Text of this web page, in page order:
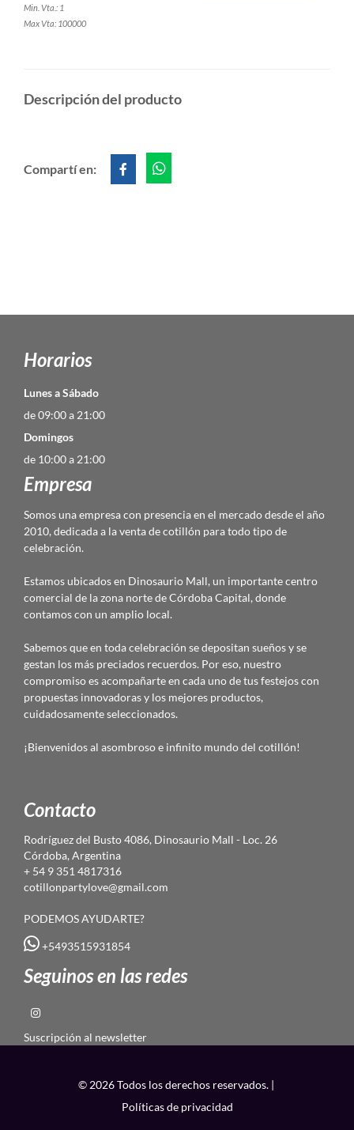
Min. Vta.: 1
Max Vta: 100000
Descripción del producto
Compartí en:
Horarios
Lunes a Sábado
de 09:00 a 21:00
Domingos
de 10:00 a 21:00
Empresa
Somos una empresa con presencia en el mercado desde el año
2010, dedicada a la venta de cotillón para todo tipo de
celebración.
Estamos ubicados en Dinosaurio Mall, un importante centro
comercial de la zona norte de Córdoba Capital, donde
contamos con un amplio local.
Sabemos que en toda celebración se depositan sueños y se
gestan los más preciados recuerdos. Por eso, nuestro
compromiso es acompañarte en cada uno de tus festejos con
propuestas innovadoras y los mejores productos,
cuidadosamente seleccionados.
¡Bienvenidos al asombroso e infinito mundo del cotillón!
Contacto
Rodríguez del Busto 4086, Dinosaurio Mall - Loc. 26
Córdoba, Argentina
+ 54 9 351 4817316
cotillonpartylove@gmail.com
PODEMOS AYUDARTE?
+5493515931854
Seguinos en las redes
Suscripción al newsletter
© 2026 Todos los derechos reservados. |
Políticas de privacidad